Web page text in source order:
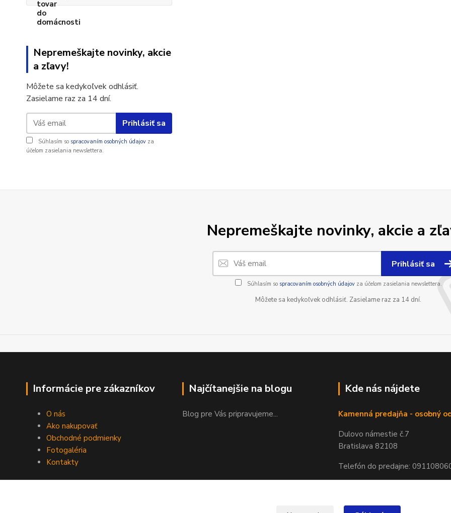
Nepremeškajte novinky, akcie
a zľavy!
Môžete sa kedykoľvek odhlásiť.
Zasielame raz za 14 dní.
Prihlásiť sa
Súhlasím so spracovaním osobných údajov za
účelom zasielania newslettera.
Nepremeškajte novinky, akcie a
Prihlásiť sa
Súhlasím so spracovaním osobných údajovza účelom zasielania newslettera.
Môžete sa kedykoľvek odhlásiť. Zasielame raz za 14 dní.
Informácie pre zákazníkov
O nás
Ako nakupovať
Obchodné podmienky
Fotogaléria
Kontakty
Najčítanejšie na blogu
Blog pre Vás pripravujeme...
Kde nás nájdete
Kamenná predajňa - osobný
Dulovo námestie č.7
Bratislava 82108
Telefón do predajne: